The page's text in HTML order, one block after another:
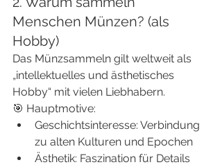
Menschen Münzen? (als
Hobby)
Das Münzsammeln gilt weltweit als
„intellektuelles und ästhetisches
Hobby“ mit vielen Liebhabern.
🎯 Hauptmotive:
Geschichtsinteresse: Verbindung
zu alten Kulturen und Epochen
Ästhetik: Faszination für Details